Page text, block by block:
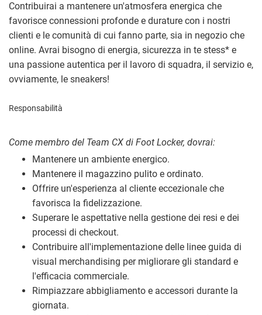
Contribuirai a mantenere un'atmosfera energica che
favorisce connessioni profonde e durature con i nostri
clienti e le comunità di cui fanno parte, sia in negozio che
online. Avrai bisogno di energia, sicurezza in te stess* e
una passione autentica per il lavoro di squadra, il servizio e,
ovviamente, le sneakers!
Responsabilità
Come membro del Team CX di Foot Locker, dovrai:
Mantenere un ambiente energico.
Mantenere il magazzino pulito e ordinato.
Offrire un'esperienza al cliente eccezionale che
favorisca la fidelizzazione.
Superare le aspettative nella gestione dei resi e dei
processi di checkout.
Contribuire all'implementazione delle linee guida di
visual merchandising per migliorare gli standard e
l'efficacia commerciale.
Rimpiazzare abbigliamento e accessori durante la
giornata.